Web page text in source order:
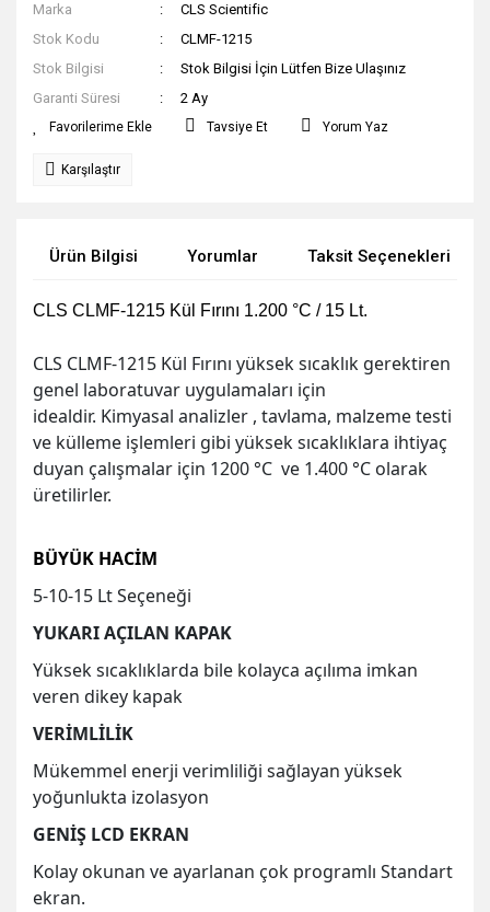
Marka
CLS Scientific
Stok Kodu
CLMF-1215
Stok Bilgisi
Stok Bilgisi İçin Lütfen Bize Ulaşınız
Garanti Süresi
2 Ay
Tavsiye Et Yorum Yaz
Karşılaştır
Ürün Bilgisi Yorumlar Taksit Seçenekleri
CLS CLMF-1215 Kül Fırını 1.200 °C / 15 Lt.
CLS CLMF-1215 Kül Fırını yüksek sıcaklık gerektiren
genel laboratuvar uygulamaları için
idealdir. Kimyasal analizler , tavlama, malzeme testi
ve külleme işlemleri gibi yüksek sıcaklıklara ihtiyaç
duyan çalışmalar için 1200 °C ve 1.400 °C olarak
üretilirler.
BÜYÜK HACİM
5-10-15 Lt Seçeneği
YUKARI AÇILAN KAPAK
Yüksek sıcaklıklarda bile kolayca açılıma imkan
veren dikey kapak
VERİMLİLİK
Mükemmel enerji verimliliği sağlayan yüksek
yoğunlukta izolasyon
GENİŞ LCD EKRAN
Kolay okunan ve ayarlanan çok programlı Standart
ekran.